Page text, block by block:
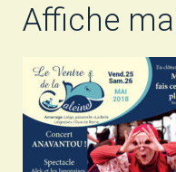
Affiche